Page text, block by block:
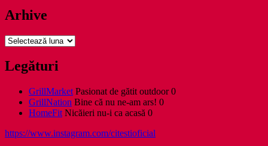
Arhive
Arhive
Legături
GrillMarket Pasionat de gătit outdoor 0
GrillNation Bine că nu ne-am ars! 0
HomeFit Nicăieri nu-i ca acasă 0
https://www.instagram.com/citestioficial